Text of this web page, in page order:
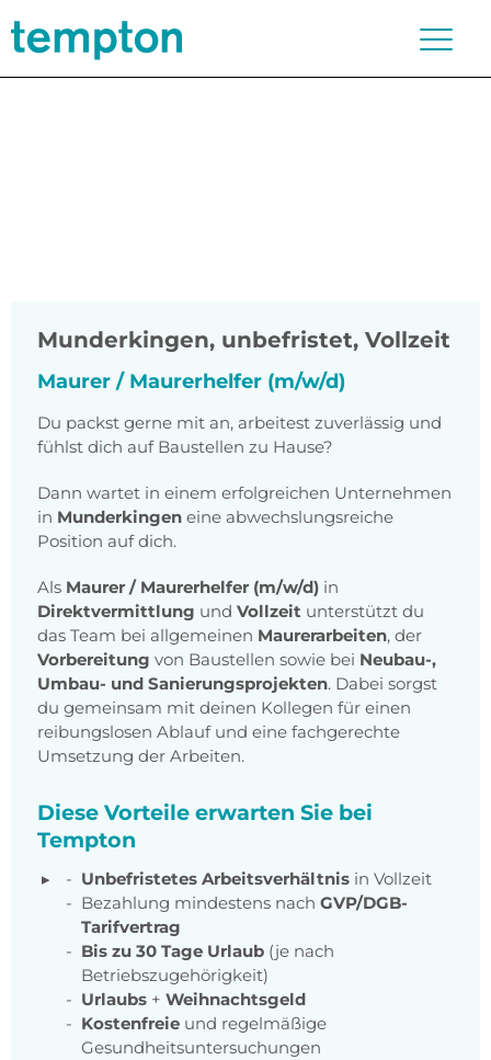
Munderkingen, unbefristet, Vollzeit
Maurer / Maurerhelfer (m/w/d)
Du packst gerne mit an, arbeitest zuverlässig und
fühlst dich auf Baustellen zu Hause?
Dann wartet in einem erfolgreichen Unternehmen
in Munderkingen eine abwechslungsreiche
Position auf dich.
Als Maurer / Maurerhelfer (m/w/d) in
Direktvermittlung und Vollzeit unterstützt du
das Team bei allgemeinen Maurerarbeiten, der
Vorbereitung von Baustellen sowie bei Neubau-,
Umbau- und Sanierungsprojekten. Dabei sorgst
du gemeinsam mit deinen Kollegen für einen
reibungslosen Ablauf und eine fachgerechte
Umsetzung der Arbeiten.
Diese Vorteile erwarten Sie bei
Tempton
Unbefristetes Arbeitsverhältnis in Vollzeit
Bezahlung mindestens nach GVP/DGB-
Tarifvertrag
Bis zu 30 Tage Urlaub (je nach
Betriebszugehörigkeit)
Urlaubs + Weihnachtsgeld
Kostenfreie und regelmäßige
Gesundheitsuntersuchungen